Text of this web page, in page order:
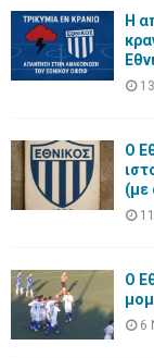
Η
Ο
(με
Ο
6